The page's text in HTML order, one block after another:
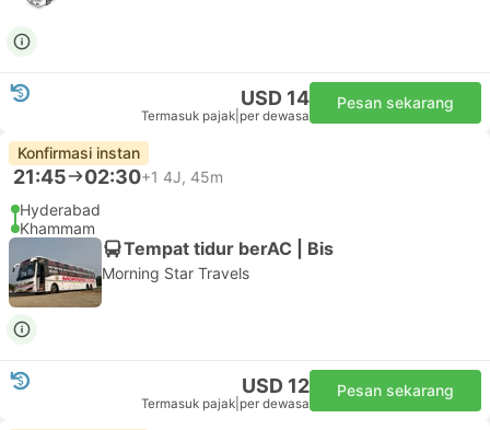
USD 14
Termasuk pajak per dewasa
Pesan sekarang
Konfirmasi instan
21:45 02:30+1 4J, 45m
Hyderabad
Khammam
Tempat tidur berAC | Bis
Morning Star Travels
USD 12
Termasuk pajak per dewasa
Pesan sekarang